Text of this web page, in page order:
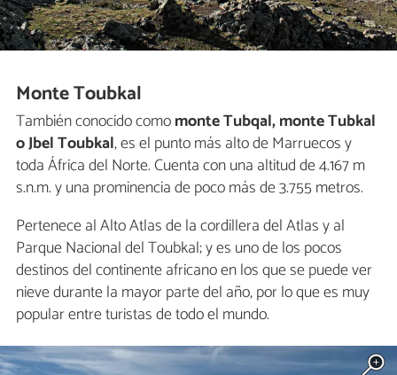
Monte Toubkal
También conocido comomonte Tubqal, monte Tubkal
o Jbel Toubkal, es el punto más alto de Marruecos y
toda África del Norte. Cuenta con una altitud de 4.167 m
s.n.m. y una prominencia de poco más de 3.755 metros.
Pertenece al Alto Atlas de la cordillera del Atlas y al
Parque Nacional del Toubkal; y es uno de los pocos
destinos del continente africano en los que se puede ver
nieve durante la mayor parte del año, por lo que es muy
popular entre turistas de todo el mundo.